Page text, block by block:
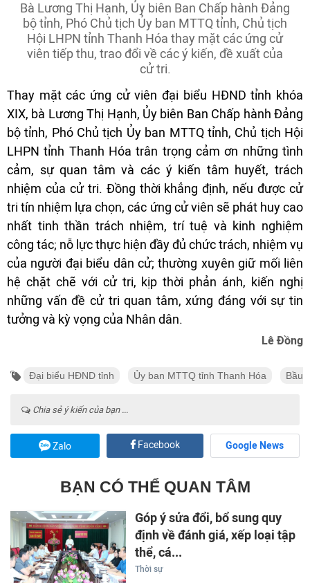
Bà Lương Thị Hạnh, Ủy biên Ban Chấp hành Đảng
bộ tỉnh, Phó Chủ tịch Ủy ban MTTQ tỉnh, Chủ tịch
Hội LHPN tỉnh Thanh Hóa thay mặt các ứng cử
viên tiếp thu, trao đổi về các ý kiến, đề xuất của
cử tri.
Thay mặt các ứng cử viên đại biểu HĐND tỉnh khóa
XIX, bà Lương Thị Hạnh, Ủy biên Ban Chấp hành Đảng
bộ tỉnh, Phó Chủ tịch Ủy ban MTTQ tỉnh, Chủ tịch Hội
LHPN tỉnh Thanh Hóa trân trọng cảm ơn những tình
cảm, sự quan tâm và các ý kiến tâm huyết, trách
nhiệm của cử tri. Đồng thời khẳng định, nếu được cử
tri tín nhiệm lựa chọn, các ứng cử viên sẽ phát huy cao
nhất tinh thần trách nhiệm, trí tuệ và kinh nghiệm
công tác; nỗ lực thực hiện đầy đủ chức trách, nhiệm vụ
của người đại biểu dân cử; thường xuyên giữ mối liên
hệ chặt chẽ với cử tri, kịp thời phản ánh, kiến nghị
những vấn đề cử tri quan tâm, xứng đáng với sự tin
tưởng và kỳ vọng của Nhân dân.
Lê Đồng
Đại biểu HĐND tỉnh Ủy ban MTTQ tỉnh Thanh Hóa Bầu
Chia sẻ ý kiến của bạn ...
Zalo Facebook Google News
BẠN CÓ THỂ QUAN TÂM
Góp ý sửa đổi, bổ sung quy
định về đánh giá, xếp loại tập
thể, cá...
Thời sự